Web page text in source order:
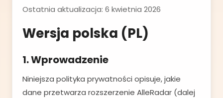
Ulubione
Ostatnia aktualizacja: 6 kwietnia 2026
Wersja polska (PL)
1. Wprowadzenie
Niniejsza polityka prywatności opisuje, jakie
dane przetwarza rozszerzenie AlleRadar (dalej